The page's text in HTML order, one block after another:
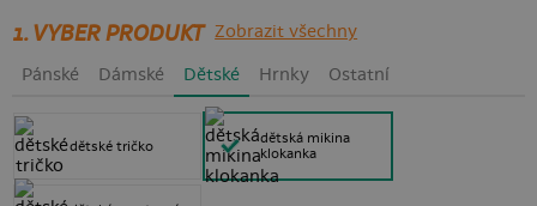
1. VYBER PRODUKT Zobrazit všechny
Pánské Dámské Dětské Hrnky Ostatní
dětské tričko
dětská mikina
klokanka